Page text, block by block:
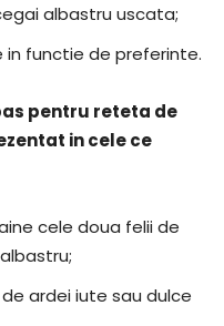
albastru uscata;
in functie de preferinte.
pentru reteta de
in cele ce
cele doua felii de
ardei iute sau dulce